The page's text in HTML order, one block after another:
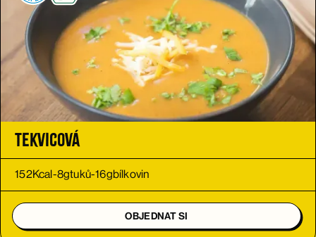
Tekvicová
152Kcal-8gtuků-16gbílkovin
OBJEDNAT SI